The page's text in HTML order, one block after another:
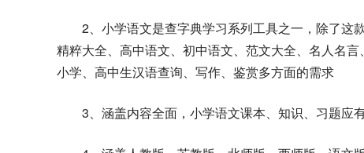
2、小学语文是查字典学习系列工具之一，除了
精粹大全、高中语文、初中语文、范文大全、名人名
小学、高中生汉语查询、写作、鉴赏多方面的需求
3、涵盖内容全面，小学语文课本、知识、习题应